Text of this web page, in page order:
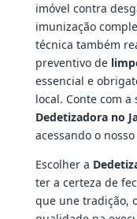
imóvel contra
imunização
técnica também
preventivo de
essencial e
local. Conte com
Dedetizadora no
acessando o
Escolher a
ter a certeza de
que une tradição,